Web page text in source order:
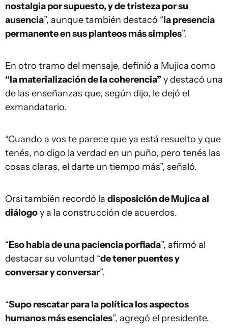
nostalgia por supuesto, y de tristeza por su
ausencia”, aunque también destacó “la presencia
permanente en sus planteos más simples”.
En otro tramo del mensaje, definió a Mujica como
“la materialización de la coherencia” y destacó una
de las enseñanzas que, según dijo, le dejó el
exmandatario.
“Cuando a vos te parece que ya está resuelto y que
tenés, no digo la verdad en un puño, pero tenés las
cosas claras, el darte un tiempo más”, señaló.
Orsi también recordó la disposición de Mujica al
diálogoy a la construcción de acuerdos.
“Eso habla de una paciencia porfiada”, afirmó al
destacar su voluntad “de tener puentes y
conversar y conversar”.
“Supo rescatar para la política los aspectos
humanos más esenciales”, agregó el presidente.